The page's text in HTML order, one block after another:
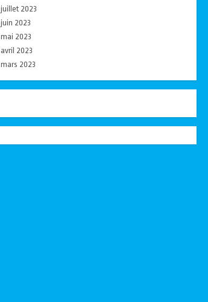
juillet 2023
juin 2023
mai 2023
avril 2023
mars 2023